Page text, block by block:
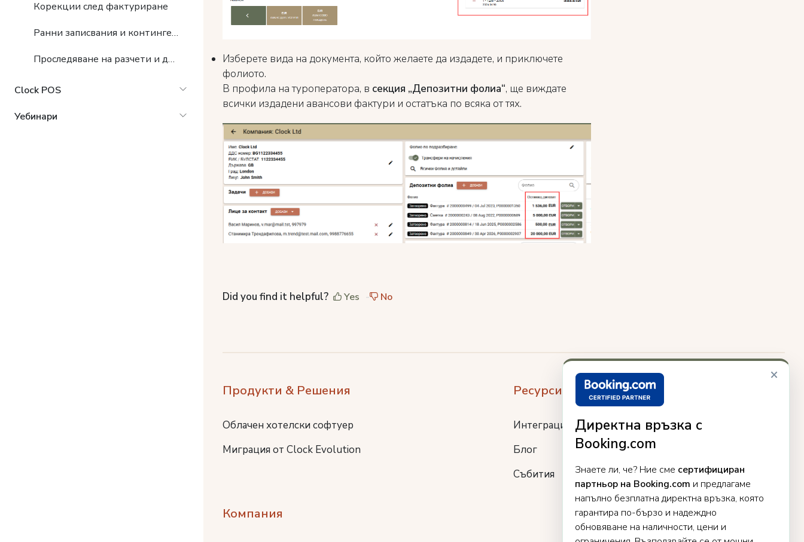
×
Директна връзка с
Booking.com
Знаете ли, че? Ние сме сертифициран
партньор на Booking.com и предлагаме
напълно безплатна директна връзка, която
гарантира по-бързо и надеждно
обновяване на наличности, цени и
Корекции след фактуриране
Ранни записвания и контингент – проверки и проследяване
Проследяване на разчети и документи с туроператор
Clock POS
Уебинари
Изберете вида на документа, който желаете да издадете, и приключете
фолиото.
В профила на туроператора, в секция „Депозитни фолиа“, ще виждате
всички издадени авансови фактури и остатъка по всяка от тях.
Did you find it helpful? Yes No
Продукти & Решения
Облачен хотелски софтуер
Миграция от Clock Evolution
Ресурси
Интеграции
Блог
Събития
Компания